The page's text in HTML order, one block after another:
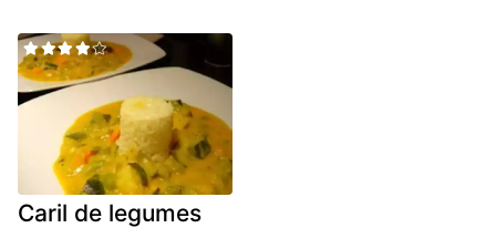
Caril de legumes